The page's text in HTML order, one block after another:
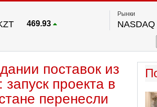
469.93
Рынки
NASDAQ
FTSE 100
S&P 500
поставок из
запуск проекта в
перенесли